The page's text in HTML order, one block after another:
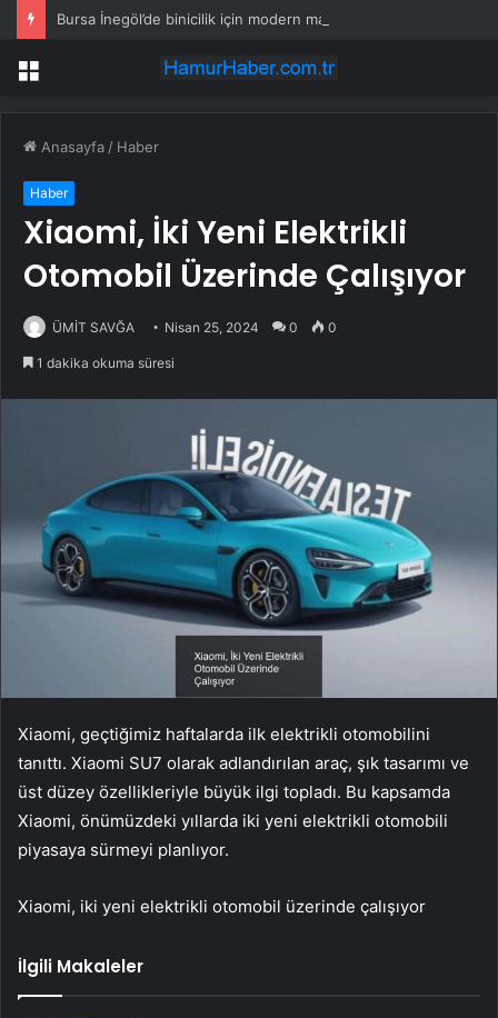
Bursa İnegöl’de binicilik için modern manejler yapılıyor
Menü
Anasayfa / Haber
Haber
Xiaomi, İki Yeni Elektrikli
Otomobil Üzerinde Çalışıyor
ÜMİT SAVĞA Nisan 25, 2024 0 0
1 dakika okuma süresi
Xiaomi, geçtiğimiz haftalarda ilk elektrikli otomobilini
tanıttı. Xiaomi SU7 olarak adlandırılan araç, şık tasarımı ve
üst düzey özellikleriyle büyük ilgi topladı. Bu kapsamda
Xiaomi, önümüzdeki yıllarda iki yeni elektrikli otomobili
piyasaya sürmeyi planlıyor.
Xiaomi, iki yeni elektrikli otomobil üzerinde çalışıyor
İlgili Makaleler